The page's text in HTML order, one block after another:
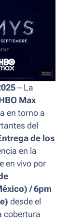
– La
Max
en torno a
del
de los
en la
en vivo por
/ 6pm
desde el
cobertura